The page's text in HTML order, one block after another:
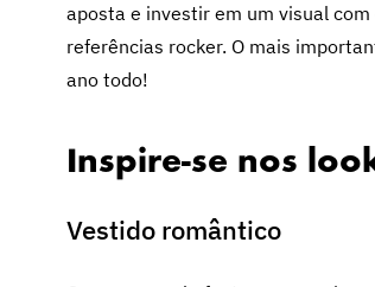
aposta e investir em um visual
referências rocker. O mais
ano todo!
Inspire-se nos
Vestido romântico